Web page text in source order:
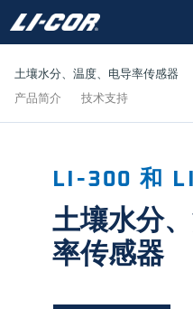
土壤水分、温度、电导率传感器
产品简介
技术支持
LI-300 和
土壤水分
率传感器